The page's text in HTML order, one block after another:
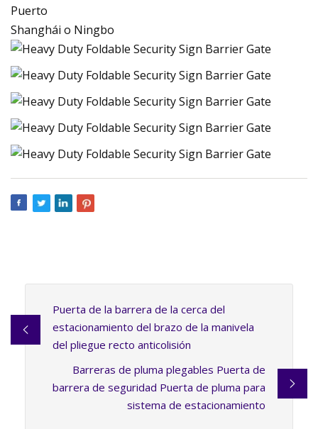
Puerto
Shanghái o Ningbo
Puerta de la barrera de la cerca del
estacionamiento del brazo de la manivela
del pliegue recto anticolisión
Barreras de pluma plegables Puerta de
barrera de seguridad Puerta de pluma para
sistema de estacionamiento